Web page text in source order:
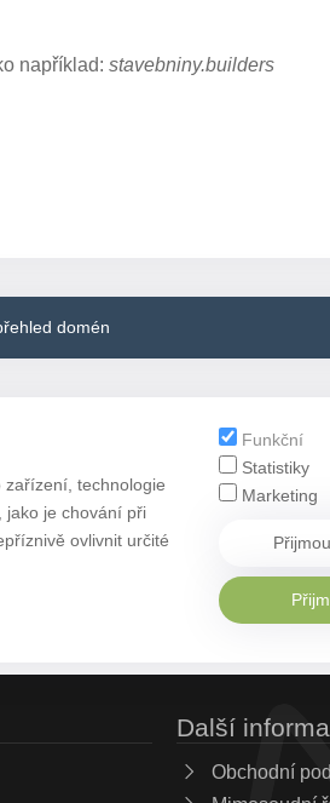
například: stavebniny.builders
domén
technologie
jako je chování při
ovlivnit určité
Funkční
Statistiky
Marketing
Další
Obchodní